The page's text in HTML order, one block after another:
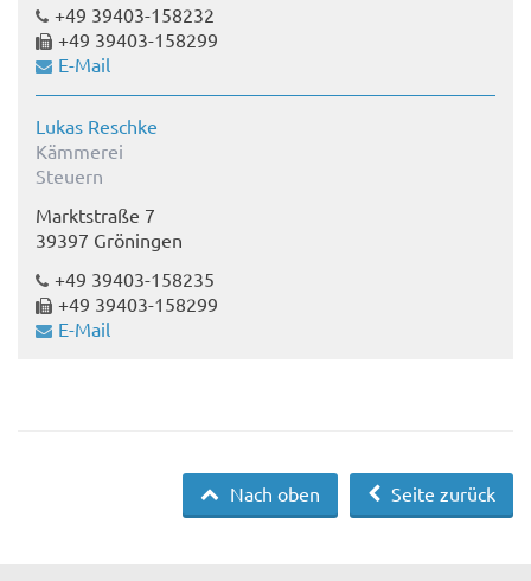
+49 39403-158232
+49 39403-158299
E-Mail
Lukas Reschke
Kämmerei
Steuern
Marktstraße 7
39397 Gröningen
+49 39403-158235
+49 39403-158299
E-Mail
Seite zurück
Nach oben